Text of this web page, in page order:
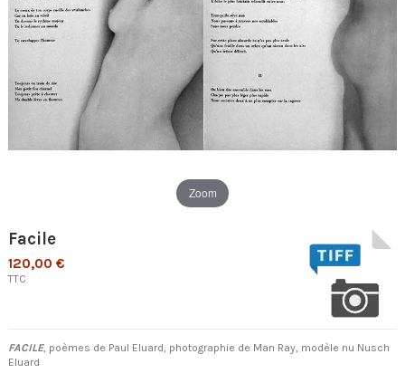
Zoom
Facile
120,00 €
TTC
FACILE, poèmes de Paul Eluard, photographie de Man Ray, modèle nu Nusch
Eluard